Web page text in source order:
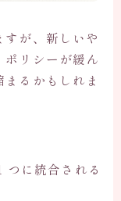
が、新しいや
リシーが緩ん
るかもしれま
に統合される